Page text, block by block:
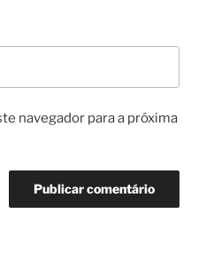
navegador para a próxima